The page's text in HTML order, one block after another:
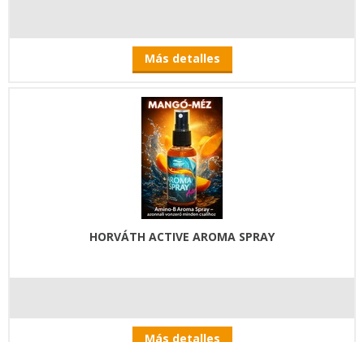
Más detalles
HORVÁTH ACTIVE AROMA SPRAY
Más detalles